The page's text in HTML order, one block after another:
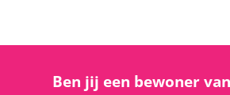
Ben jij een bewoner